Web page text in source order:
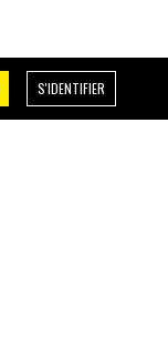
S'IDENTIFIER